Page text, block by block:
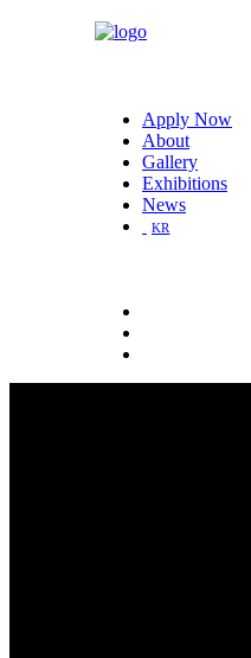
Apply Now
About
Gallery
Exhibitions
News
KR